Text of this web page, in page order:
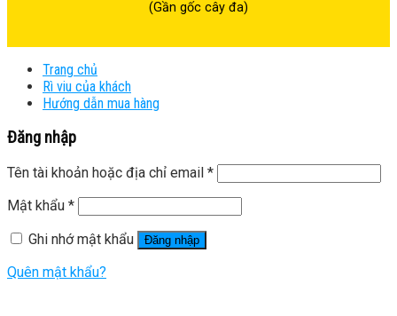
(Gần gốc cây đa)
Trang chủ
Rì viu của khách
Hướng dẫn mua hàng
Đăng nhập
Tên tài khoản hoặc địa chỉ email *
Mật khẩu *
Ghi nhớ mật khẩu
Đăng nhập
Quên mật khẩu?